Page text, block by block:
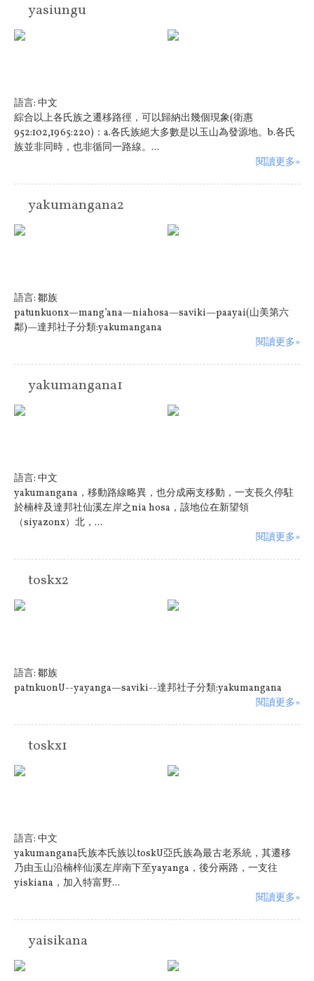
yasiungu
語言: 中文
綜合以上各氏族之遷移路徑，可以歸納出幾個現象(衛惠
952:102,1965:220)：a.各氏族絕大多數是以玉山為發源地。b.各氏
族並非同時，也非循同一路線。...
閱讀更多»
yakumangana2
語言: 鄒族
patunkuonx—mang’ana—niahosa—saviki—paayai(山美第六
鄰)—達邦社子分類:yakumangana
閱讀更多»
yakumangana1
語言: 中文
yakumangana，移動路線略異，也分成兩支移動，一支長久停駐
於楠梓及達邦社仙溪左岸之nia hosa，該地位在新望領
（siyazonx）北，...
閱讀更多»
toskx2
語言: 鄒族
patnkuonU--yayanga—saviki--達邦社子分類:yakumangana
閱讀更多»
toskx1
語言: 中文
yakumangana氏族本氏族以toskU亞氏族為最古老系統，其遷移
乃由玉山沿楠梓仙溪左岸南下至yayanga，後分兩路，一支往
yiskiana，加入特富野...
閱讀更多»
yaisikana